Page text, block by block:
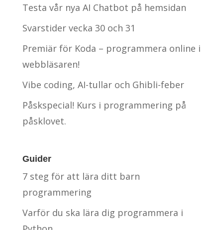
Testa vår nya AI Chatbot på hemsidan
Svarstider vecka 30 och 31
Premiär för Koda – programmera online i
webbläsaren!
Vibe coding, AI-tullar och Ghibli-feber
Påskspecial! Kurs i programmering på
påsklovet.
Guider
7 steg för att lära ditt barn
programmering
Varför du ska lära dig programmera i